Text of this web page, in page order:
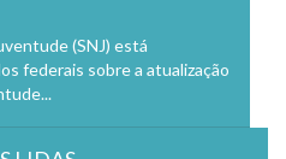
(SNJ) está
federais sobre a atualização